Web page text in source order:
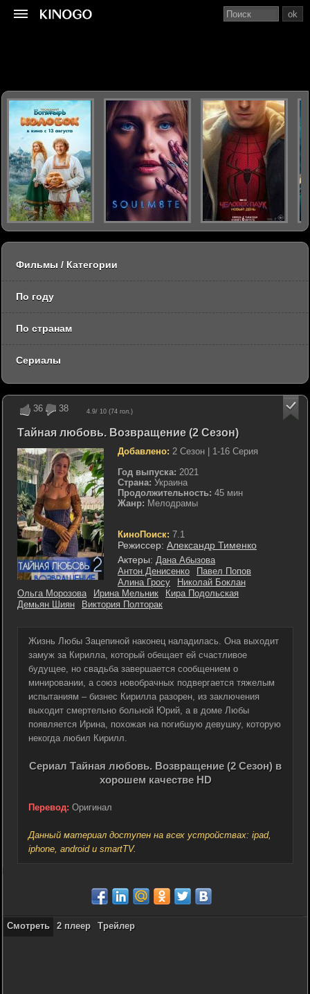
36 38 4.9/ 10 (74 гол.)
Тайная любовь. Возвращение (2 Сезон)
Добавлено: 2 Сезон | 1-16 Серия
Год выпуска: 2021
Страна: Украина
Продолжительность: 45 мин
Жанр: Мелодрамы
КиноПоиск: 7.1
Режиссер: Александр Тименко
Актеры: Дана Абызова
Антон Денисенко
Павел Попов
Алина Гросу
Николай Боклан
Ольга Морозова
Ирина Мельник
Кира Подольская
Демьян Шиян
Виктория Полторак
Жизнь Любы Зацепиной наконец наладилась. Она выходит
замуж за Кирилла, который обещает ей счастливое
будущее, но свадьба завершается сообщением о
минировании, а союз новобрачных подвергается тяжелым
испытаниям – бизнес Кирилла разорен, из заключения
выходит смертельно больной Юрий, а в доме Любы
появляется Ирина, похожая на погибшую девушку, которую
некогда любил Кирилл.
Сериал Тайная любовь. Возвращение (2 Сезон) в
хорошем качестве HD
Перевод: Оригинал
Данный материал доступен на всех устройствах: ipad,
iphone, android и smartTV.
Смотреть 2 плеер Трейлер
ok
Фильмы / Категории
По году
По странам
Сериалы